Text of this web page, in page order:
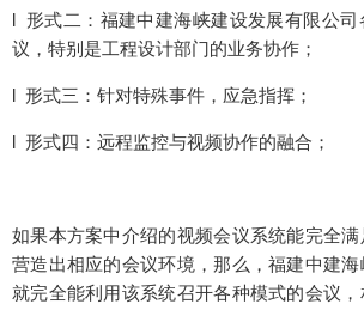
l 形式二：福建中建海峡建设发展有限公司
议，特别是工程设计部门的业务协作；
l 形式三：针对特殊事件，应急指挥；
l 形式四：远程监控与视频协作的融合；
如果本方案中介绍的视频会议系统能完全
营造出相应的会议环境，那么，福建中建
就完全能利用该系统召开各种模式的会议